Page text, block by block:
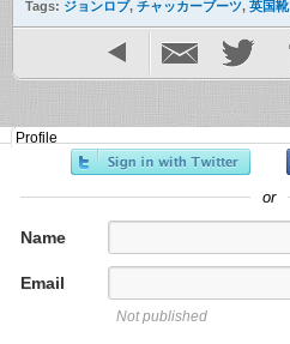
Tags: ジョンロブ, チャッカーブーツ, 英国靴
Profile
or
Name
Email
Not published